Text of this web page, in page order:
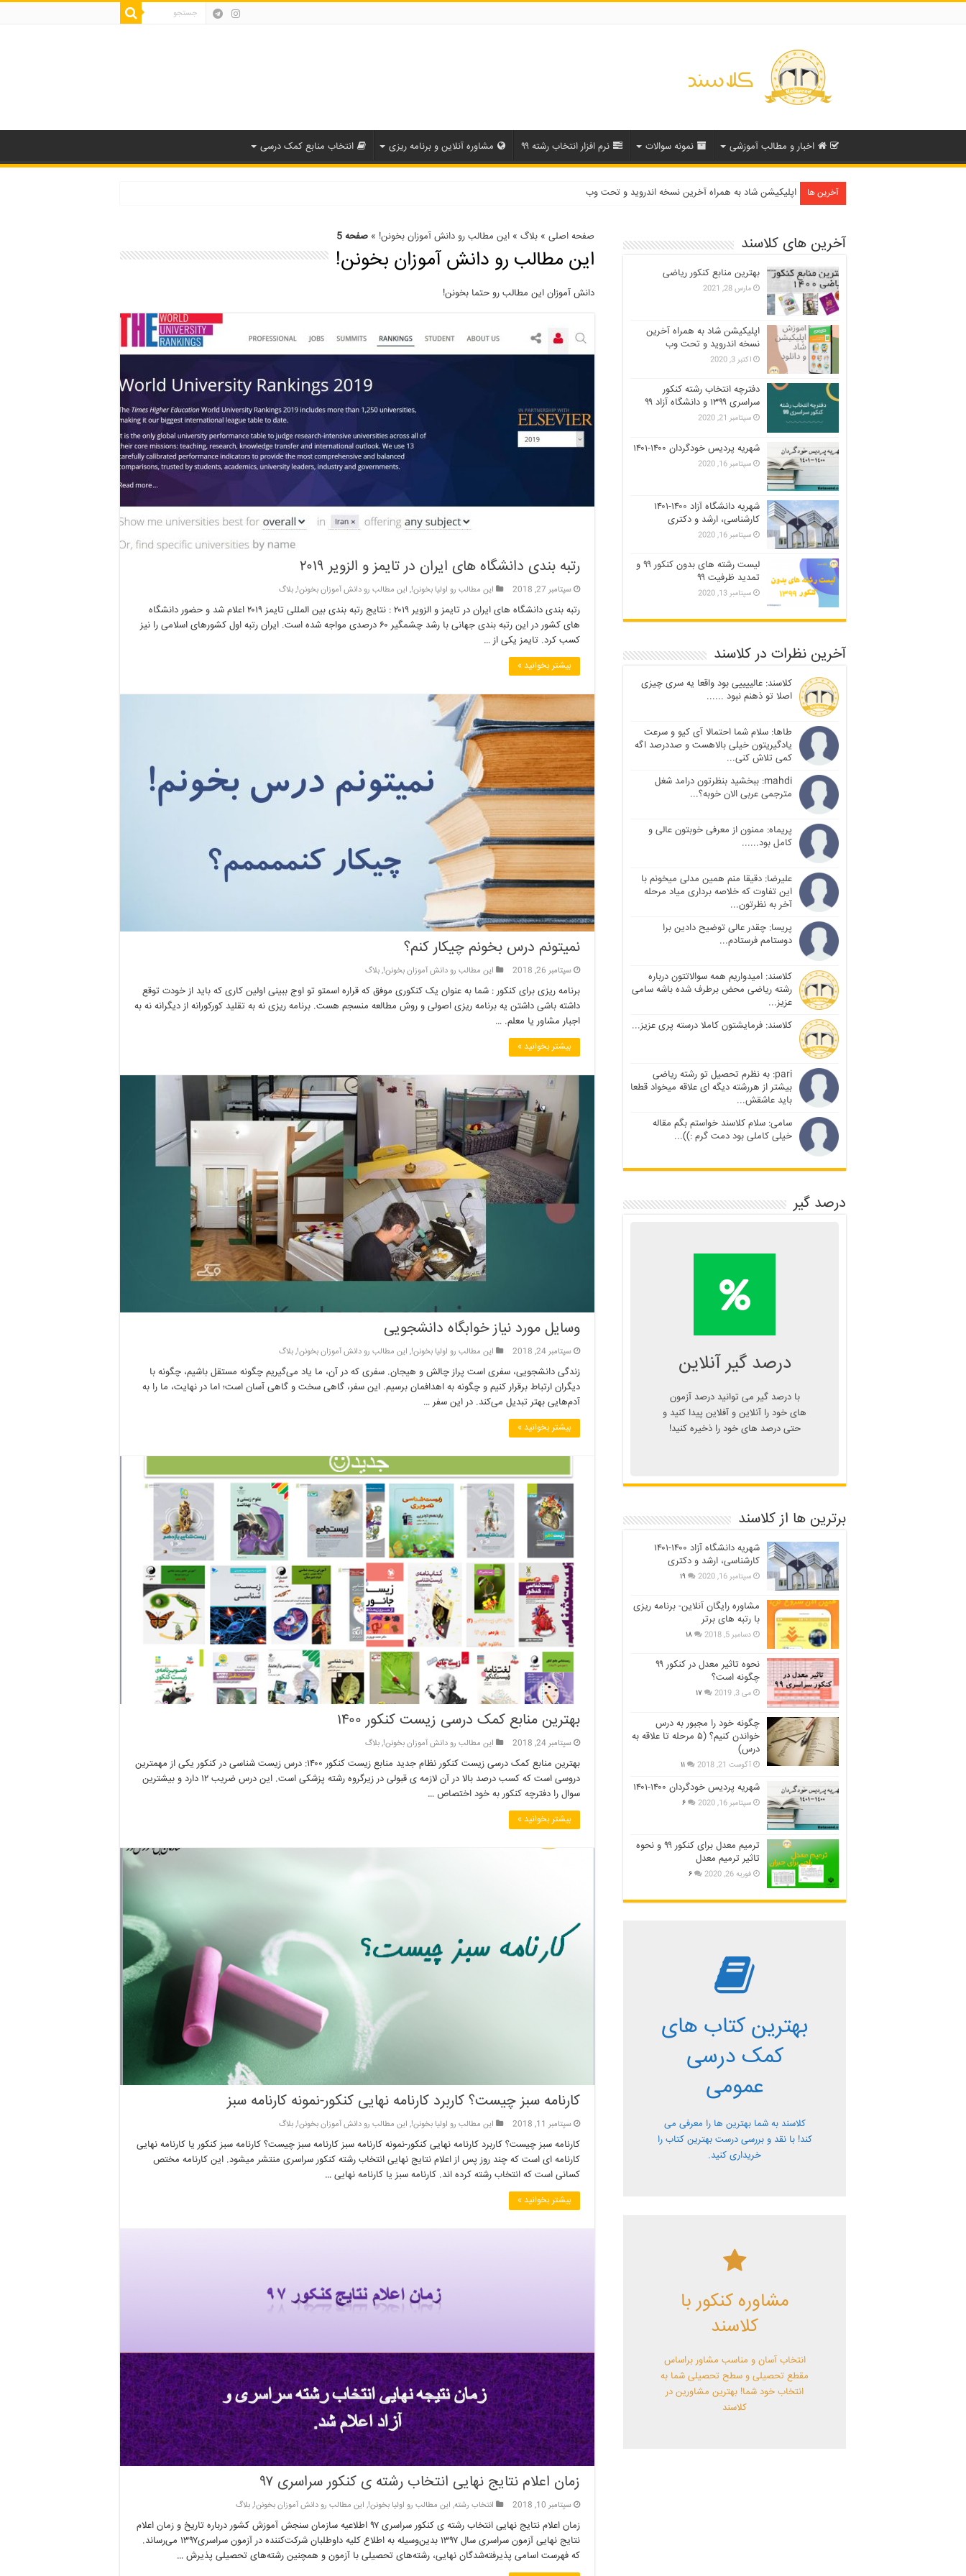
اخبار و مطالب آموزشی نمونه سوالات نرم افزار انتخاب رشته ۹۹ مشاوره آنلاین و برنامه ریزی انتخاب منابع کمک درسی
آخرین ها دفترچه انتخاب رشته کنکور سراسری ۱۳۹۹ و دانشگاه آزاد ۹۹
صفحه اصلی » بلاگ » این مطالب رو دانش آموزان بخونن! » صفحه 5
این مطالب رو دانش آموزان بخونن!
دانش آموزان این مطالب رو حتما بخونن!
رتبه بندی دانشگاه های ایران در تایمز و الزویر ۲۰۱۹
سپتامبر 27, 2018 این مطالب رو اولیا بخونن!, این مطالب رو دانش آموزان بخونن!,بلاگ
رتبه بندی دانشگاه های ایران در تایمز و الزویر ۲۰۱۹ : نتایج رتبه بندی بین المللی تایمز ۲۰۱۹ اعلام شد و حضور دانشگاه
های کشور در این رتبه بندی جهانی با رشد چشمگیر ۶۰ درصدی مواجه شده است. ایران رتبه اول کشورهای اسلامی را نیز
کسب کرد. تایمز یکی از …
بیشتر بخوانید »
نمیتونم درس بخونم چیکار کنم؟
سپتامبر 26, 2018 این مطالب رو دانش آموزان بخونن!,بلاگ
برنامه ریزی برای کنکور : شما به عنوان یک کنکوری موفق که قراره اسمتو تو اوج ببینی اولین کاری که باید از خودت توقع
داشته باشی داشتن یه برنامه ریزی اصولی و روش مطالعه منسجم هست. برنامه ریزی نه به تقلید کورکورانه از دیگرانه نه به
اجبار مشاور یا معلم. …
بیشتر بخوانید »
وسایل مورد نیاز خوابگاه دانشجویی
سپتامبر 24, 2018 این مطالب رو اولیا بخونن!, این مطالب رو دانش آموزان بخونن!,بلاگ
زندگی دانشجویی، سفری است پراز چالش و هیجان. سفری که در آن، ما یاد می‌گیریم چگونه مستقل باشیم، چگونه با
دیگران ارتباط برقرار کنیم و چگونه به اهدافمان برسیم. این سفر، گاهی سخت و گاهی آسان است؛ اما در نهایت، ما را به
آدم‌هایی بهتر تبدیل می‌کند. در این سفر …
بیشتر بخوانید »
بهترین منابع کمک درسی زیست کنکور ۱۴۰۰
سپتامبر 24, 2018 این مطالب رو دانش آموزان بخونن!,بلاگ
بهترین منابع کمک درسی زیست کنکور نظام جدید منابع زیست کنکور ۱۴۰۰: درس زیست شناسی در کنکور یکی از مهمترین
دروسی است که کسب درصد بالا در آن لازمه ی قبولی در زیرگروه رشته پزشکی است. این درس ضریب ۱۲ دارد و بیشترین
سوال را دفترچه کنکور به خود اختصاص …
بیشتر بخوانید »
کارنامه سبز چیست؟ کاربرد کارنامه نهایی کنکور-نمونه کارنامه سبز
سپتامبر 11, 2018 این مطالب رو اولیا بخونن!, این مطالب رو دانش آموزان بخونن!,بلاگ
کارنامه سبز چیست؟ کاربرد کارنامه نهایی کنکور-نمونه کارنامه سبز کارنامه سبز چیست؟ کارنامه سبز کنکور یا کارنامه نهایی
کارنامه ای است که چند روز پس از اعلام نتایج نهایی انتخاب رشته کنکور سراسری منتشر میشود. این کارنامه مختص
کسانی است که انتخاب رشته کرده اند. کارنامه سبز یا کارنامه نهایی …
بیشتر بخوانید »
زمان اعلام نتایج نهایی انتخاب رشته ی کنکور سراسری ۹۷
سپتامبر 10, 2018 انتخاب رشته, این مطالب رو اولیا بخونن!, این مطالب رو دانش آموزان بخونن!,بلاگ
زمان اعلام نتایج نهایی انتخاب رشته ی کنکور سراسری ۹۷ اطلاعیه سازمان سنجش آموزش کشور درباره تاریخ و زمان اعلام
نتایج نهایی آزمون سراسری سال ۱۳۹۷ بدین‌وسیله به اطلاع کلیه داوطلبان شرکت‌کننده در آزمون سراسری۱۳۹۷ می‌رساند.
که فهرست اسامی پذیرفته‌شدگان نهایی، رشته‌های تحصیلی با آزمون و همچنین رشته‌های تحصیلی پذیرش …
آخرین های کلاسند
بهترین منابع کنکور ریاضی
مارس 28, 2021
اپلیکیشن شاد به همراه آخرین
نسخه اندروید و تحت وب
اکتبر 3, 2020
دفترچه انتخاب رشته کنکور
سراسری ۱۳۹۹ و دانشگاه آزاد ۹۹
سپتامبر 21, 2020
شهریه پردیس خودگردان ۱۴۰۰-۱۴۰۱
سپتامبر 16, 2020
شهریه دانشگاه آزاد ۱۴۰۰-۱۴۰۱
کارشناسی، ارشد و دکتری
سپتامبر 16, 2020
لیست رشته های بدون کنکور ۹۹ و
تمدید ظرفیت ۹۹
سپتامبر 13, 2020
آخرین نظرات در کلاسند
کلاسند: عالییییی بود واقعا یه سری چیزی
اصلا تو ذهنم نبود ......
طاها: سلام شما احتمالا آی کیو و سرعت
یادگیریتون خیلی بالاهست و صددرصد اگه
کمی تلاش کنی...
mahdi: ببخشید بنظرتون درامد شغل
مترجمی عربی الان خوبه؟...
پریماه: ممنون از معرفی خوبتون عالی و
کامل بود......
علیرضا: دقیقا منم همین مدلی میخونم با
این تفاوت که خلاصه برداری میاد مرحله
آخر به نظرتون...
پریسا: چقدر عالی توضیح دادین برا
دوستامم فرستادم...
کلاسند: امیدواریم همه سوالاتتون درباره
رشته ریاضی محض برطرف شده باشه سامی
عزیز...
کلاسند: فرمایشتون کاملا درسته پری عزیز...
pari: به نظرم تحصیل تو رشته ریاضی
بیشتر از هررشته دیگه ای علاقه میخواد قطعا
باید عاشقش...
سامی: سلام کلاسند خواستم بگم مقاله
خیلی کاملی بود دمت گرم :))...
درصد گیر
درصد گیر آنلاین
با درصد گیر می توانید درصد آزمون
های خود را آنلاین و آفلاین پیدا کنید و
حتی درصد های خود را ذخیره کنید!
محاسبه آنلاین
درصد یا دانلود
برترین ها از کلاسند
شهریه دانشگاه آزاد ۱۴۰۰-۱۴۰۱
کارشناسی، ارشد و دکتری
سپتامبر 16, 2020 ۱۹
مشاوره رایگان آنلاین- برنامه ریزی
با رتبه های برتر
دسامبر 5, 2018 ۱۸
نحوه تاثیر معدل در کنکور ۹۹
چگونه است؟
می 3, 2019 ۱۷
چگونه خود را مجبور به درس
خواندن کنیم؟ (۵ مرحله تا علاقه به
درس)
آگوست 21, 2018 ۱۱
شهریه پردیس خودگردان ۱۴۰۰-۱۴۰۱
سپتامبر 16, 2020 ۶
ترمیم معدل برای کنکور ۹۹ و نحوه
تاثیر ترمیم معدل
فوریه 26, 2020 ۶
بهترین کتاب های
کمک درسی
عمومی
کلاسند به شما بهترین ها را معرفی می
کند! با نقد و بررسی درست بهترین کتاب را
خریداری کنید.
بررسی بهترین
کتاب های کمک
درسی عمومی
معرفی کتاب های کمک درسی عمومی و
بررسی آن ها کاملا رایگان از کلاسند
مشاوره کنکور با
کلاسند
انتخاب آسان و مناسب مشاور براساس
مقطع تحصیلی و سطح تحصیلی شما به
انتخاب خود شما! بهترین مشاورین در
کلاسند